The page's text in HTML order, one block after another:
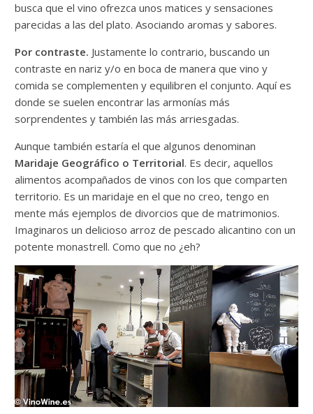
busca que el vino ofrezca unos matices y sensaciones
parecidas a las del plato. Asociando aromas y sabores.
Por contraste. Justamente lo contrario, buscando un
contraste en nariz y/o en boca de manera que vino y
comida se complementen y equilibren el conjunto. Aquí es
donde se suelen encontrar las armonías más
sorprendentes y también las más arriesgadas.
Aunque también estaría el que algunos denominan
Maridaje Geográfico o Territorial. Es decir, aquellos
alimentos acompañados de vinos con los que comparten
territorio. Es un maridaje en el que no creo, tengo en
mente más ejemplos de divorcios que de matrimonios.
Imaginaros un delicioso arroz de pescado alicantino con un
potente monastrell. Como que no ¿eh?